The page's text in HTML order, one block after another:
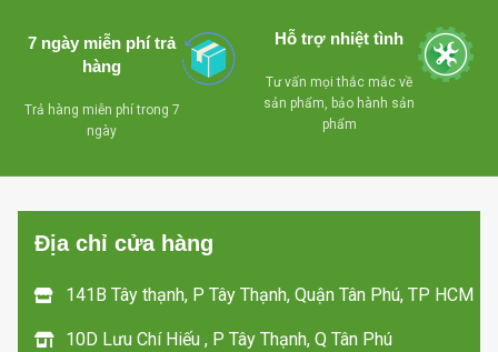
- Khóa an toàn
dể dàng di chuyển mọi
hàng tận nơi trong
TP HCM
- Lỗ thoát nước
dể dàng vệ sinh
- Có giỏ bên trong
phân loại sản phẩm
- Bánh xe chịu lực
dể dàng di chuyển mọi
hướng
7 ngày miễn phí trả
hàng
Trả hàng miễn phí trong 7
ngày
Hỗ trợ nhiệt tình
Tư vấn mọi thắc mắc về
sản phẩm, bảo hành sản
phẩm
Địa chỉ cửa hàng
141B Tây thạnh, P Tây Thạnh, Quận Tân Phú, TP HCM
10D Lưu Chí Hiếu , P Tây Thạnh, Q Tân Phú